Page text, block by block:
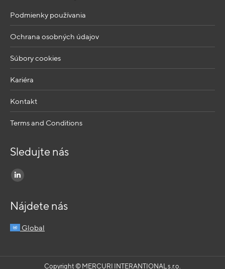
Podmienky používania
Ochrana osobných údajov
Súbory cookies
Kariéra
Kontakt
Terms and Conditions
Sledujte nás
Find us on:
Linkedin
opens
new
Nájdete nás
Global
Copyright © MERCURI INTERANTIONAL s.r.o.